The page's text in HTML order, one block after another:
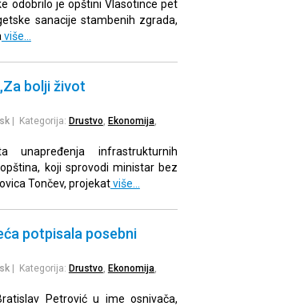
odobrilo je opštini Vlasotince pet
sanacije stambenih zgrada,
više…
bolji život
| Kategorija: Drustvo Ekonomija,
unapređenja infrastrukturnih
koji sprovodi ministar bez
Tončev, projekatviše…
potpisala posebni
| Kategorija: Drustvo Ekonomija,
Petrović u ime osnivača,